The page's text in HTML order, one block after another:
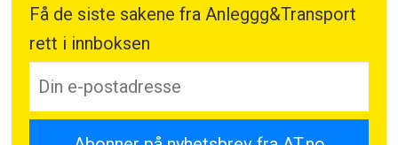
Få de siste sakene fra Anleggg&Transport
rett i innboksen